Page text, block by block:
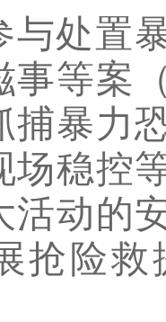
与处置
事等案
捕暴力
场稳控
活动的
抢险